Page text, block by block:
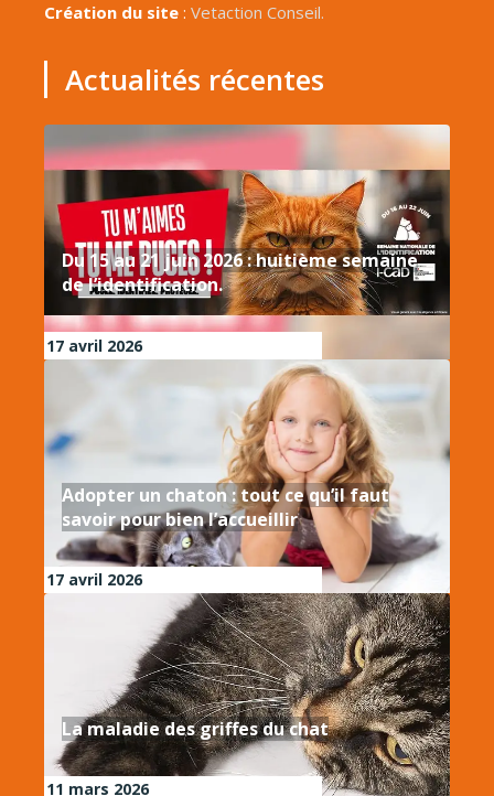
Création du site : Vetaction Conseil.
Actualités récentes
Du 15 au 21 juin 2026 : huitième semaine
de l’identification.
17 avril 2026
Adopter un chaton : tout ce qu’il faut
savoir pour bien l’accueillir
17 avril 2026
La maladie des griffes du chat
11 mars 2026